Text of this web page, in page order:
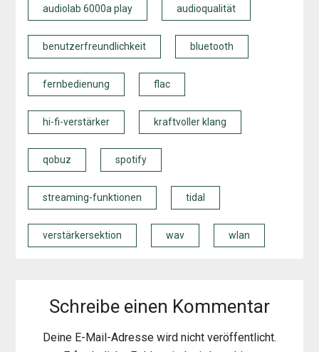
audiolab 6000a play audioqualität
benutzerfreundlichkeit bluetooth
fernbedienung flac
hi-fi-verstärker kraftvoller klang
qobuz spotify
streaming-funktionen tidal
verstärkersektion wav wlan
Schreibe einen Kommentar
Deine E-Mail-Adresse wird nicht veröffentlicht.